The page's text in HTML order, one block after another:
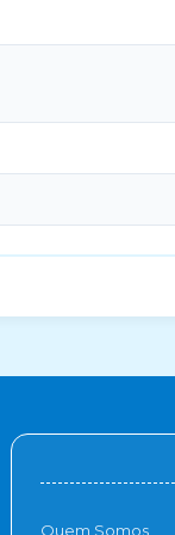
Quem Somos